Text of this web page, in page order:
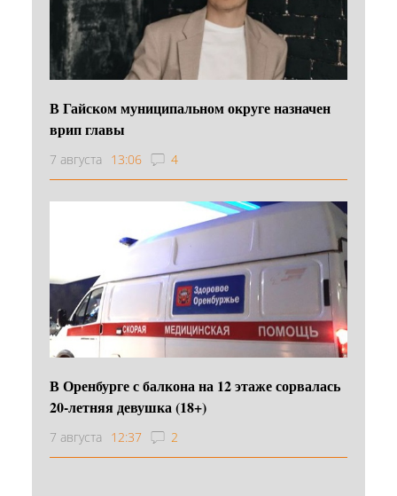
В Гайском муниципальном округе назначен
врип главы
7 августа 13:06 4
В Оренбурге с балкона на 12 этаже сорвалась
20-летняя девушка (18+)
7 августа 12:37 2